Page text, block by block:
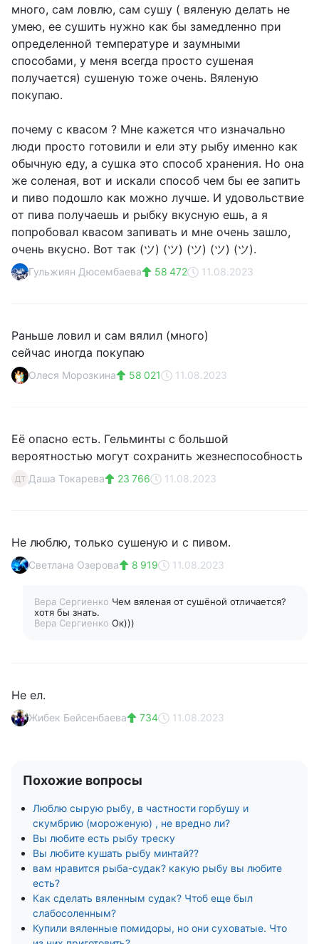
много, сам ловлю, сам сушу ( вяленую делать не
умею, ее сушить нужно как бы замедленно при
определенной температуре и заумными
способами, у меня всегда просто сушеная
получается) сушеную тоже очень. Вяленую
покупаю.
почему с квасом ? Мне кажется что изначально
люди просто готовили и ели эту рыбу именно как
обычную еду, а сушка это способ хранения. Но она
же соленая, вот и искали способ чем бы ее запить
и пиво подошло как можно лучше. И удовольствие
от пива получаешь и рыбку вкусную ешь, а я
попробовал квасом запивать и мне очень зашло,
очень вкусно. Вот так (ツ) (ツ) (ツ) (ツ) (ツ).
Гульжиян Дюсембаева 58 472 11.08.2023
Раньше ловил и сам вялил (много)
сейчас иногда покупаю
Олеся Морозкина 58 021 11.08.2023
Её опасно есть. Гельминты с большой
вероятностью могут сохранить жезнеспособность
ДТ Даша Токарева 23 766 11.08.2023
Не люблю, только сушеную и с пивом.
Светлана Озерова 8 919 11.08.2023
Вера Сергиенко Чем вяленая от сушёной отличается?
хотя бы знать.
Вера Сергиенко Ок)))
Не ел.
Жибек Бейсенбаева 734 11.08.2023
Похожие вопросы
Люблю сырую рыбу, в частности горбушу и
скумбрию (мороженую) , не вредно ли?
Вы любите есть рыбу треску
Вы любите кушать рыбу минтай??
вам нравится рыба-судак? какую рыбу вы любите
есть?
Как сделать вяленным судак? Чтоб еще был
слабосоленным?
Купили вяленные помидоры, но они суховатые. Что